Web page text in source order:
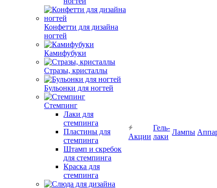
Конфетти для дизайна
ногтей
Камифубуки
Стразы, кристаллы
Бульонки для ногтей
Стемпинг
Лаки для
стемпинга
Пластины для
стемпинга
Штамп и скребок
для стемпинга
Краска для
стемпинга
Акции
Гель-
лаки
Лампы